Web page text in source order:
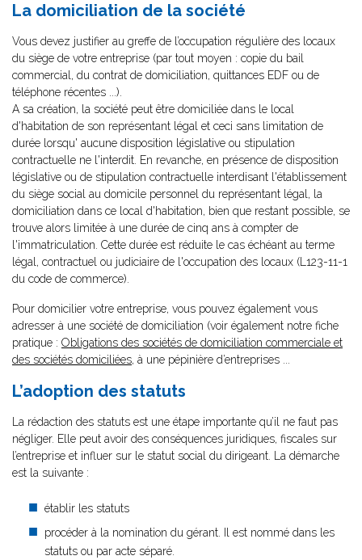
La domiciliation de la société
Vous devez justifier au greffe de l’occupation régulière des locaux
du siège de votre entreprise (par tout moyen : copie du bail
commercial, du contrat de domiciliation, quittances EDF ou de
téléphone récentes ...).
A sa création, la société peut être domiciliée dans le local
d'habitation de son représentant légal et ceci sans limitation de
durée lorsqu' aucune disposition législative ou stipulation
contractuelle ne l'interdit. En revanche, en présence de disposition
législative ou de stipulation contractuelle interdisant l'établissement
du siège social au domicile personnel du représentant légal, la
domiciliation dans ce local d'habitation, bien que restant possible, se
trouve alors limitée à une durée de cinq ans à compter de
l'immatriculation. Cette durée est réduite le cas échéant au terme
légal, contractuel ou judiciaire de l'occupation des locaux (L123-11-1
du code de commerce).
Pour domicilier votre entreprise, vous pouvez également vous
adresser à une société de domiciliation (voir également notre fiche
pratique : Obligations des sociétés de domiciliation commerciale et
des sociétés domiciliées, à une pépinière d’entreprises ...
L’adoption des statuts
La rédaction des statuts est une étape importante qu’il ne faut pas
négliger. Elle peut avoir des conséquences juridiques, fiscales sur
l’entreprise et influer sur le statut social du dirigeant. La démarche
est la suivante :
établir les statuts
procéder à la nomination du gérant. Il est nommé dans les
statuts ou par acte séparé.